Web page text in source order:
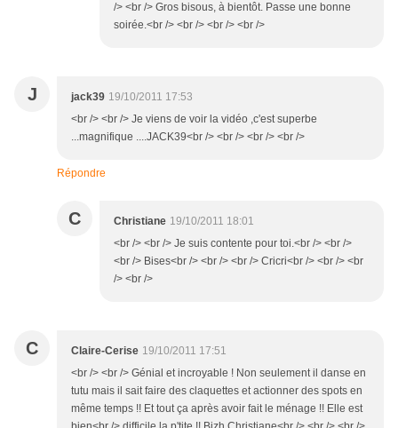
/> <br /> Gros bisous, à bientôt. Passe une bonne
soirée.<br /> <br /> <br /> <br />
J jack39 19/10/2011 17:53
<br /> <br /> Je viens de voir la vidéo ,c'est superbe
...magnifique ....JACK39<br /> <br /> <br /> <br />
Répondre
C Christiane 19/10/2011 18:01
<br /> <br /> Je suis contente pour toi.<br /> <br />
<br /> Bises<br /> <br /> <br /> Cricri<br /> <br /> <br
/> <br />
C Claire-Cerise 19/10/2011 17:51
<br /> <br /> Génial et incroyable ! Non seulement il danse en
tutu mais il sait faire des claquettes et actionner des spots en
même temps !! Et tout ça après avoir fait le ménage !! Elle est